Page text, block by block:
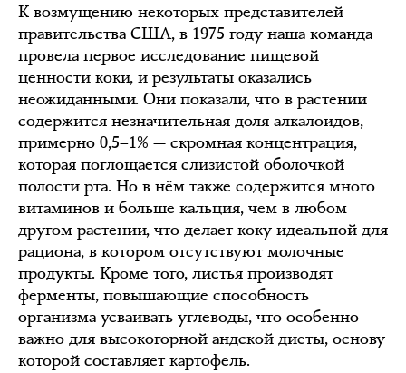
К возмущению некоторых представителей
правительства США, в 1975 году наша команда
провела первое исследование пищевой
ценности коки, и результаты оказались
неожиданными. Они показали, что в растении
содержится незначительная доля алкалоидов,
примерно 0,5–1% — скромная концентрация,
которая поглощается слизистой оболочкой
полости рта. Но в нём также содержится много
витаминов и больше кальция, чем в любом
другом растении, что делает коку идеальной для
рациона, в котором отсутствуют молочные
продукты. Кроме того, листья производят
ферменты, повышающие способность
организма усваивать углеводы, что особенно
важно для высокогорной андской диеты, основу
которой составляет картофель.